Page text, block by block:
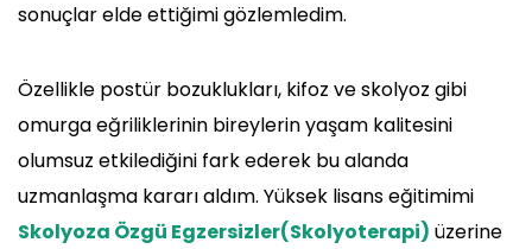
sonuçlar elde ettiğimi gözlemledim.
Özellikle postür bozuklukları, kifoz ve skolyoz gibi
omurga eğriliklerinin bireylerin yaşam kalitesini
olumsuz etkilediğini fark ederek bu alanda
uzmanlaşma kararı aldım. Yüksek lisans eğitimimi
Skolyoza Özgü Egzersizler(Skolyoterapi) üzerine